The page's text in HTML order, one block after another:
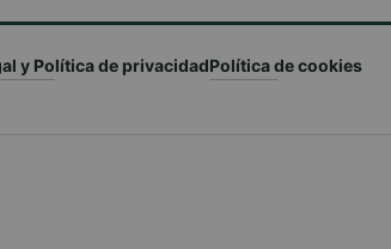
y Política de privacidadPolítica de cookies